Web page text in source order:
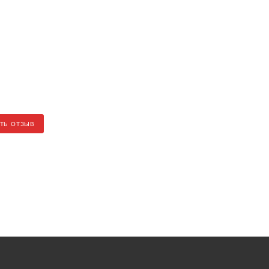
ОТЗЫВ